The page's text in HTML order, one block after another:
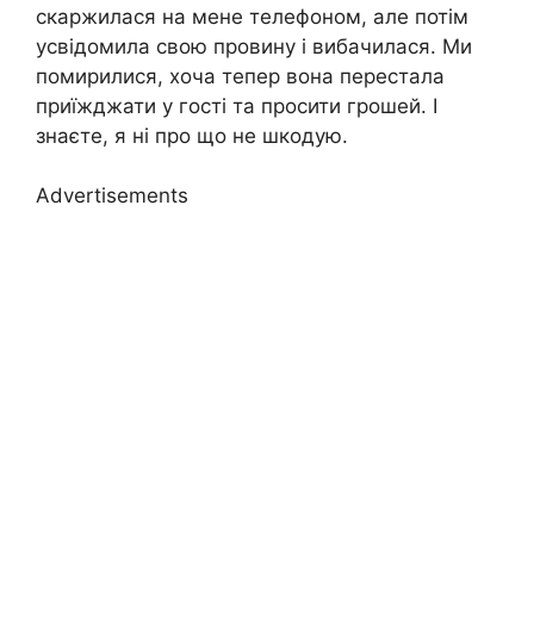
скаржилася на мене телефоном, але потім
усвідомила свою провину і вибачилася. Ми
помирилися, хоча тепер вона перестала
приїжджати у гості та просити грошей. І
знаєте, я ні про що не шкодую.
Advertisements